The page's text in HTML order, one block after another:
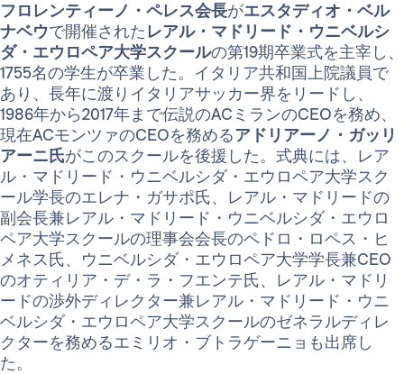
フロレンティーノ・ペレス会長がエスタディオ・ベル
ナベウで開催されたレアル・マドリード・ウニベルシ
ダ・エウロペア大学スクールの第19期卒業式を主宰し、
1755名の学生が卒業した。イタリア共和国上院議員で
あり、長年に渡りイタリアサッカー界をリードし、
1986年から2017年まで伝説のACミランのCEOを務め、
現在ACモンツァのCEOを務めるアドリアーノ・ガッリ
アーニ氏がこのスクールを後援した。式典には、レア
ル・マドリード・ウニベルシダ・エウロペア大学スク
ール学長のエレナ・ガサポ氏、レアル・マドリードの
副会長兼レアル・マドリード・ウニベルシダ・エウロ
ペア大学スクールの理事会会長のペドロ・ロペス・ヒ
メネス氏、ウニベルシダ・エウロペア大学学長兼CEO
のオティリア・デ・ラ・フエンテ氏、レアル・マドリ
ードの渉外ディレクター兼レアル・マドリード・ウニ
ベルシダ・エウロペア大学スクールのゼネラルディレ
クターを務めるエミリオ・ブトラゲーニョも出席し
た。